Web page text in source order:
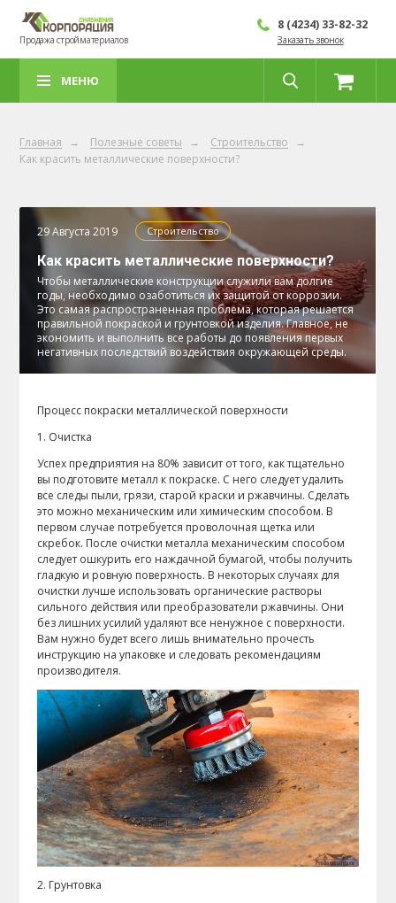
Продажа стройматериалов
8 (4234) 33-82-32
Заказать звонок
МЕНЮ
Главная → Полезные советы → Строительство
→
Как красить металлические поверхности?
29 Августа 2019 Строительство
Как красить металлические поверхности?
Чтобы металлические конструкции служили вам долгие
годы, необходимо озаботиться их защитой от коррозии.
Это самая распространенная проблема, которая решается
правильной покраской и грунтовкой изделия. Главное, не
экономить и выполнить все работы до появления первых
негативных последствий воздействия окружающей среды.
Процесс покраски металлической поверхности
1. Очистка
Успех предприятия на 80% зависит от того, как тщательно
вы подготовите металл к покраске. С него следует удалить
все следы пыли, грязи, старой краски и ржавчины. Сделать
это можно механическим или химическим способом. В
первом случае потребуется проволочная щетка или
скребок. После очистки металла механическим способом
следует ошкурить его наждачной бумагой, чтобы получить
гладкую и ровную поверхность. В некоторых случаях для
очистки лучше использовать органические растворы
сильного действия или преобразователи ржавчины. Они
без лишних усилий удаляют все ненужное с поверхности.
Вам нужно будет всего лишь внимательно прочесть
инструкцию на упаковке и следовать рекомендациям
производителя.
2. Грунтовка